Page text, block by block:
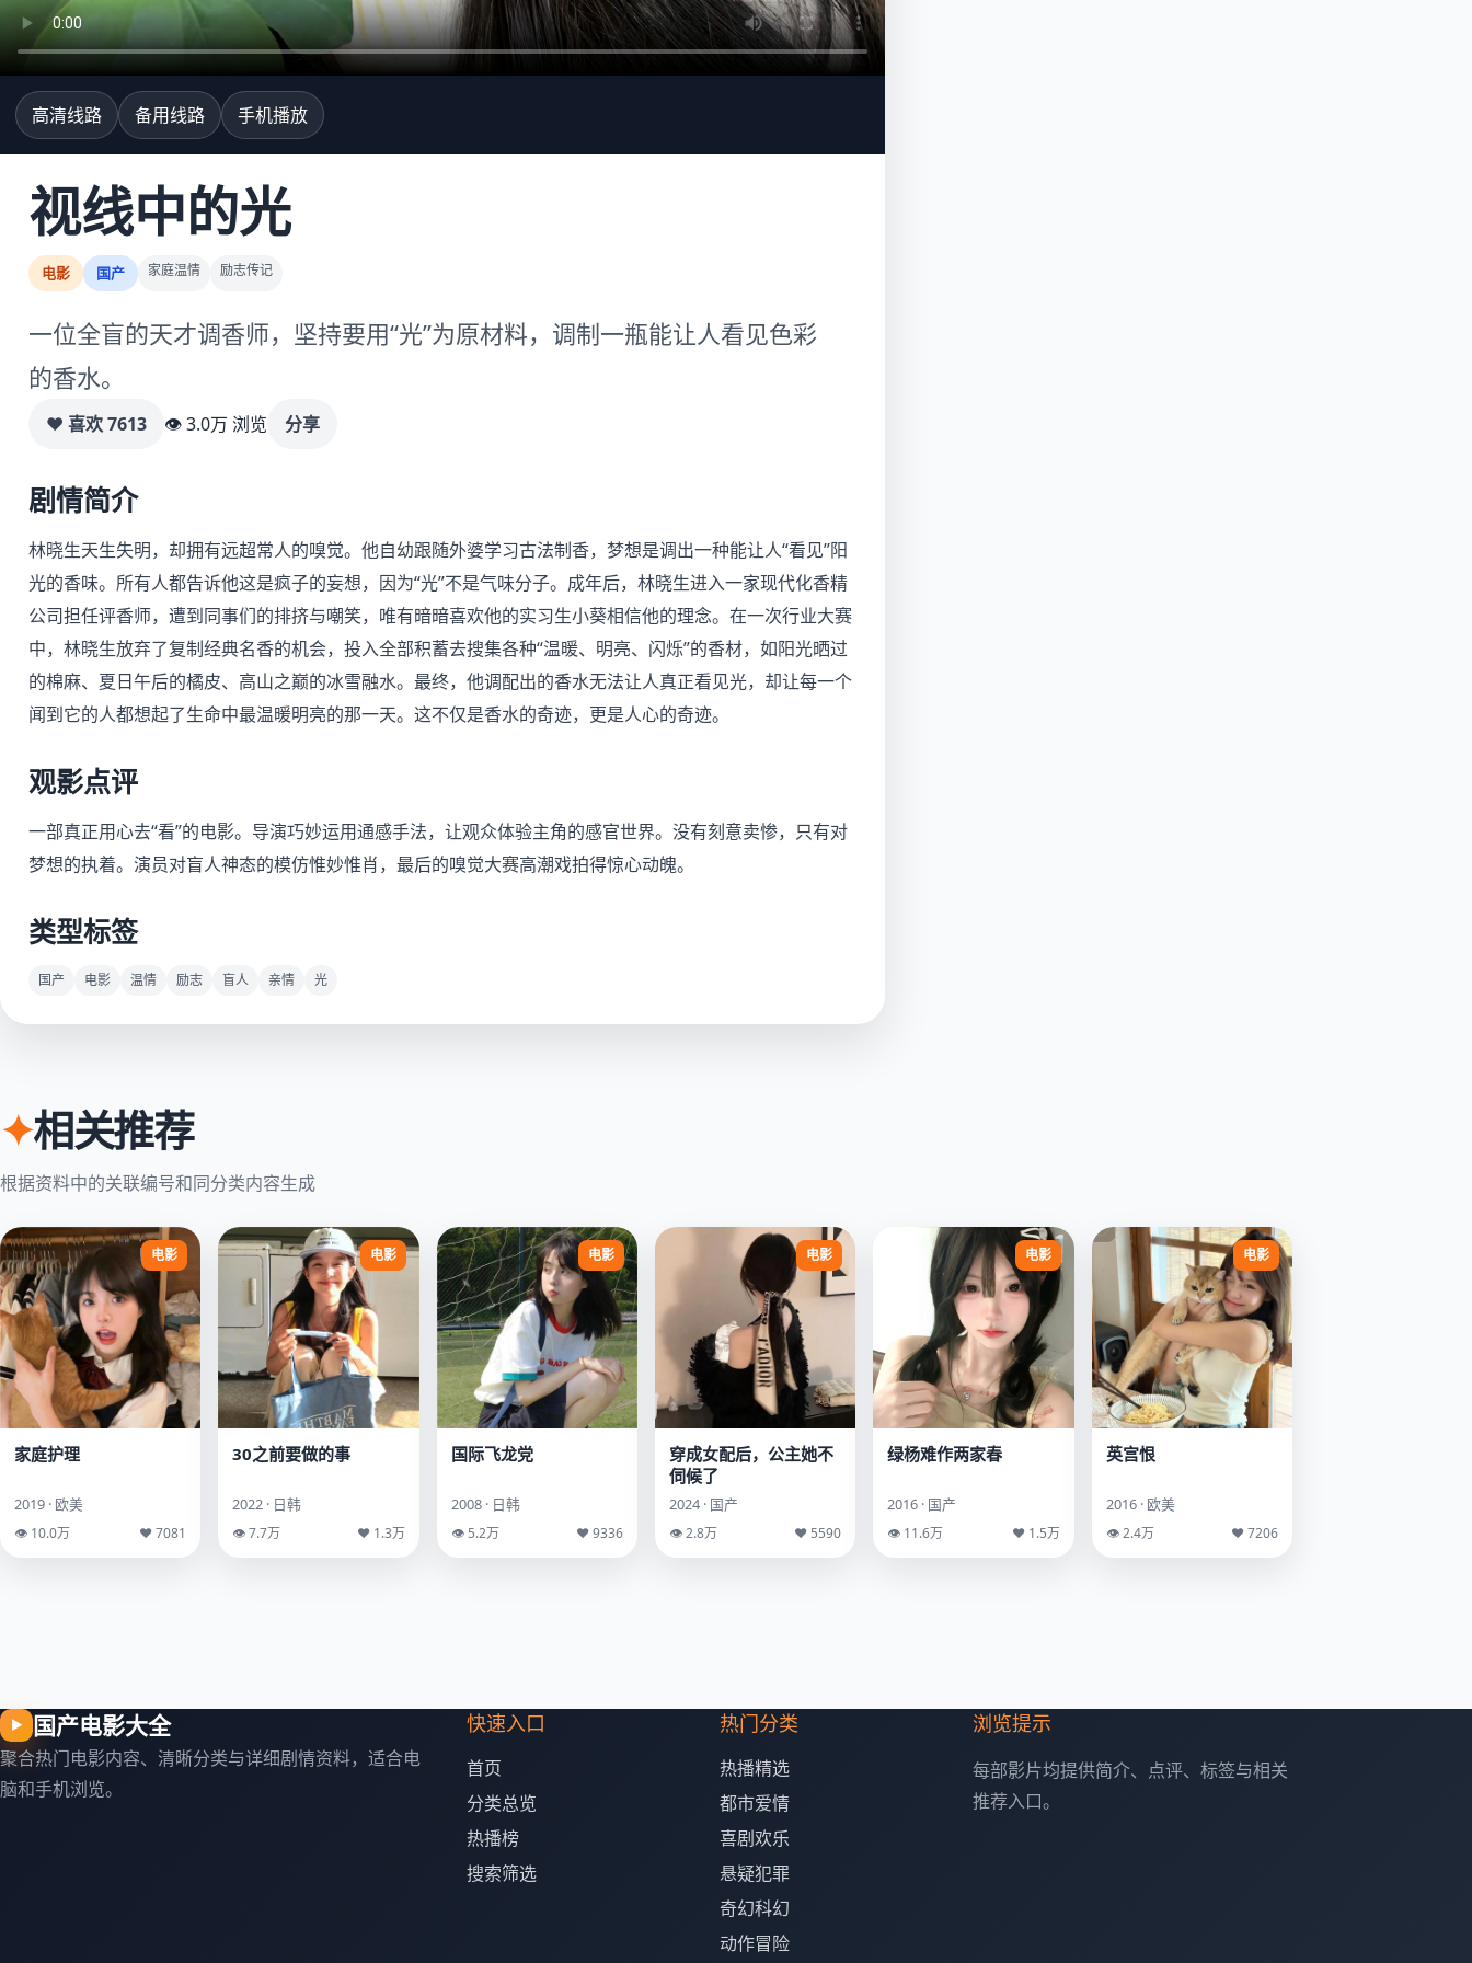
高清线路 备用线路 手机播放
视线中的光
电影 国产 家庭温情 励志传记
一位全盲的天才调香师，坚持要用“光”为原材料，调制一瓶能让人看见色彩
的香水。
♥ 喜欢7613 👁 3.0万 浏览 分享
剧情简介
林晓生天生失明，却拥有远超常人的嗅觉。他自幼跟随外婆学习古法制香，梦想是调出一种能让人“看见”阳
光的香味。所有人都告诉他这是疯子的妄想，因为“光”不是气味分子。成年后，林晓生进入一家现代化香精
公司担任评香师，遭到同事们的排挤与嘲笑，唯有暗暗喜欢他的实习生小葵相信他的理念。在一次行业大赛
中，林晓生放弃了复制经典名香的机会，投入全部积蓄去搜集各种“温暖、明亮、闪烁”的香材，如阳光晒过
的棉麻、夏日午后的橘皮、高山之巅的冰雪融水。最终，他调配出的香水无法让人真正看见光，却让每一个
闻到它的人都想起了生命中最温暖明亮的那一天。这不仅是香水的奇迹，更是人心的奇迹。
观影点评
一部真正用心去“看”的电影。导演巧妙运用通感手法，让观众体验主角的感官世界。没有刻意卖惨，只有对
梦想的执着。演员对盲人神态的模仿惟妙惟肖，最后的嗅觉大赛高潮戏拍得惊心动魄。
类型标签
国产 电影 温情 励志 盲人 亲情 光
✦相关推荐
根据资料中的关联编号和同分类内容生成
电影
家庭护理
2019 · 欧美
👁 10.0万 ♥ 7081
电影
30之前要做的事
2022 · 日韩
👁 7.7万 ♥ 1.3万
电影
国际飞龙党
2008 · 日韩
👁 5.2万 ♥ 9336
电影
穿成女配后，公主她不
伺候了
2024 · 国产
👁 2.8万 ♥ 5590
电影
绿杨难作两家春
2016 · 国产
👁 11.6万 ♥ 1.5万
电影
英宫恨
2016 · 欧美
👁 2.4万 ♥ 7206
▶ 国产电影大全
聚合热门电影内容、清晰分类与详细剧情资料，适合电
脑和手机浏览。
快速入口
首页
分类总览
热播榜
搜索筛选
热门分类
热播精选
都市爱情
喜剧欢乐
悬疑犯罪
奇幻科幻
动作冒险
浏览提示
每部影片均提供简介、点评、标签与相关
推荐入口。